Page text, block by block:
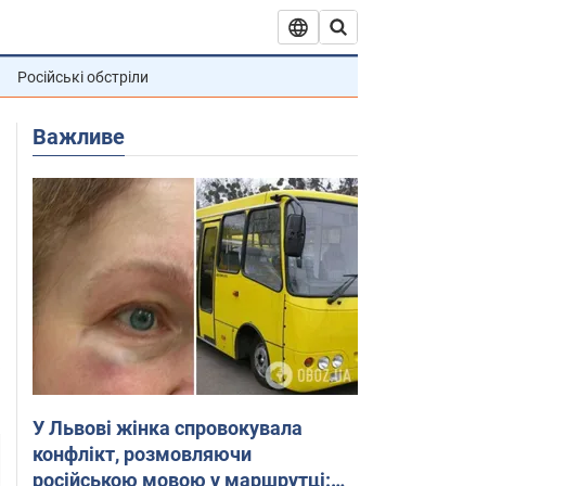
Російські обстріли
Важливе
У Львові жінка спровокувала
конфлікт, розмовляючи
російською мовою у маршрутці: